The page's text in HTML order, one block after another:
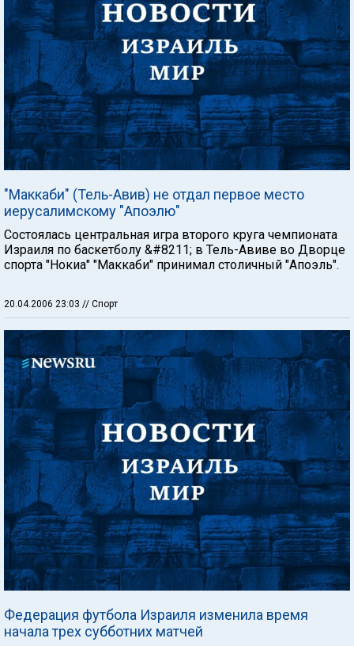
"Маккаби" (Тель-Авив) не отдал первое место
иерусалимскому "Апоэлю"
Состоялась центральная игра второго круга чемпионата
Израиля по баскетболу &#8211; в Тель-Авиве во Дворце
спорта "Нокиа" "Маккаби" принимал столичный "Апоэль".
20.04.2006 23:03 // Спорт
Федерация футбола Израиля изменила время
начала трех субботних матчей